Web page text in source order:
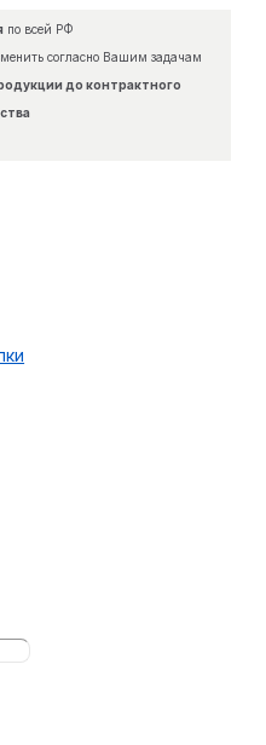
по всей РФ
согласно Вашим задачам
до контрактного